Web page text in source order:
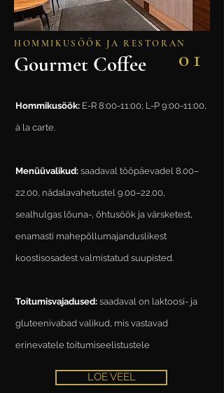
HOMMIKUSÖÖK JA RESTORAN
01
Gourmet Coffee
Hommikusöök: E-R 8:00-11:00; L-P 9:00-11:00,
à la carte.
Menüüvalikud: saadaval tööpäevadel 8.00–
22.00, nädalavahetustel 9.00–22.00,
sealhulgas lõuna-, õhtusöök ja värsketest,
enamasti mahepõllumajanduslikest
koostisosadest valmistatud suupisted.
Toitumisvajadused: saadaval on laktoosi- ja
gluteenivabad valikud, mis vastavad
erinevatele toitumiseelistustele
LOE VEEL